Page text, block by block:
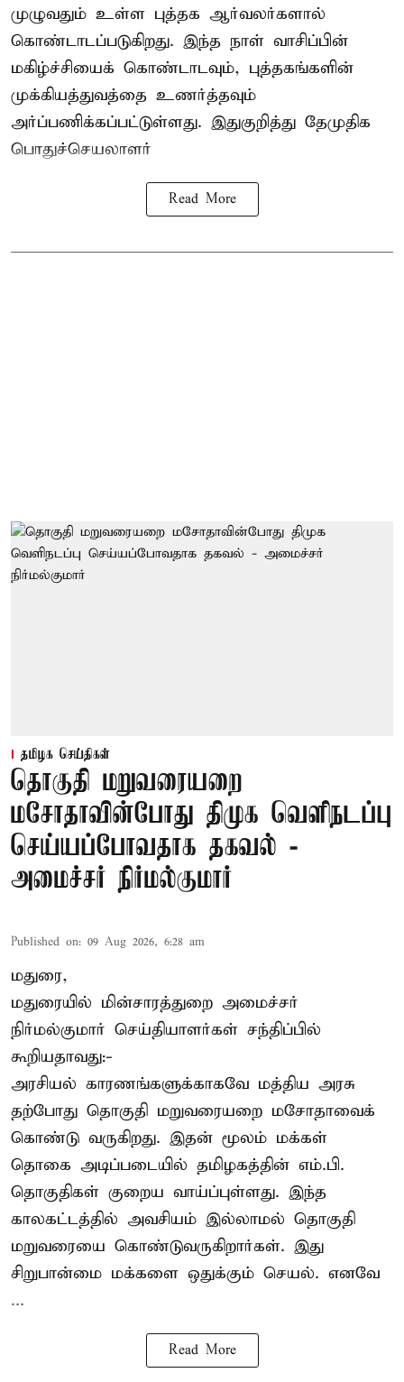
முழுவதும் உள்ள புத்தக ஆர்வலர்களால்
கொண்டாடப்படுகிறது. இந்த நாள் வாசிப்பின்
மகிழ்ச்சியைக் கொண்டாடவும், புத்தகங்களின்
முக்கியத்துவத்தை உணர்த்தவும்
அர்ப்பணிக்கப்பட்டுள்ளது. இதுகுறித்து தேமுதிக
பொதுச்செயலாளர்
Read More
தமிழக செய்திகள்
தொகுதி மறுவரையறை
மசோதாவின்போது திமுக வெளிநடப்பு
செய்யப்போவதாக தகவல் -
அமைச்சர் நிர்மல்குமார்
Published on: 09 Aug 2026, 6:28 am
மதுரை,
மதுரையில் மின்சாரத்துறை அமைச்சர்
நிர்மல்குமார் செய்தியாளர்கள் சந்திப்பில்
கூறியதாவது:-
அரசியல் காரணங்களுக்காகவே மத்திய அரசு
தற்போது தொகுதி மறுவரையறை மசோதாவைக்
கொண்டு வருகிறது. இதன் மூலம் மக்கள்
தொகை அடிப்படையில் தமிழகத்தின் எம்.பி.
தொகுதிகள் குறைய வாய்ப்புள்ளது. இந்த
காலகட்டத்தில் அவசியம் இல்லாமல் தொகுதி
மறுவரையை கொண்டுவருகிறார்கள். இது
சிறுபான்மை மக்களை ஒதுக்கும் செயல். எனவே
...
Read More